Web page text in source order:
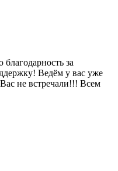
за
Ведём у вас уже
не встречали!!! Всем